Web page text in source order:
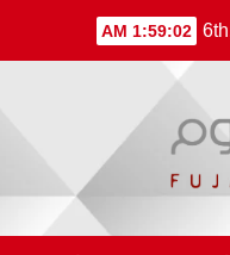
1:59:03 AM